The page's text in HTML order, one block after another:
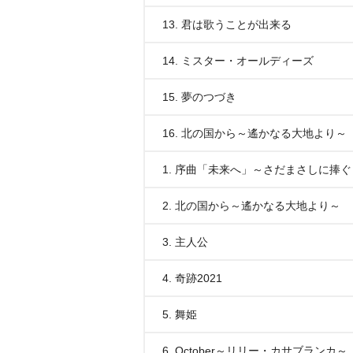
13. 君は歌うことが出来る
14. ミスター・オールディーズ
15. 夢のつづき
16. 北の国から～遙かなる大地より～
1. 序曲「未来へ」～さだまさしに捧
2. 北の国から～遙かなる大地より～
3. 主人公
4. 奇跡2021
5. 舞姫